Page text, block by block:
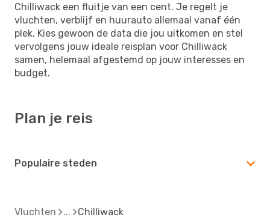
Chilliwack een fluitje van een cent. Je regelt je
vluchten, verblijf en huurauto allemaal vanaf één
plek. Kies gewoon de data die jou uitkomen en stel
vervolgens jouw ideale reisplan voor Chilliwack
samen, helemaal afgestemd op jouw interesses en
budget.
Plan je reis
Populaire steden
Vluchten Chilliwack